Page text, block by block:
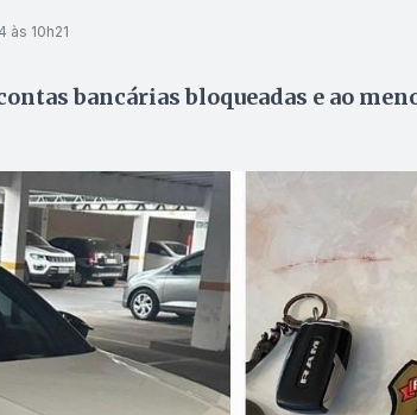
às 10h21
bancárias bloqueadas e ao